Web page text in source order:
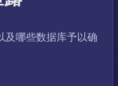
及哪些数据库予以确